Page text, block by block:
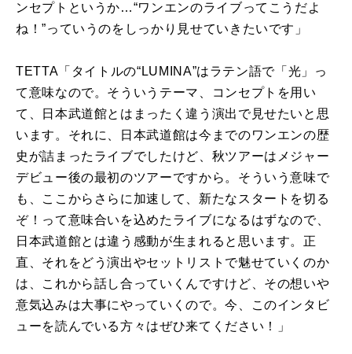
ンセプトというか…“ワンエンのライブってこうだよ
ね！”っていうのをしっかり見せていきたいです」
TETTA「タイトルの“ LUMINA”はラテン語で「光」っ
て意味なので。そういうテーマ、コンセプトを用い
て、日本武道館とはまったく違う演出で見せたいと思
います。それに、日本武道館は今までのワンエンの歴
史が詰まったライブでしたけど、秋ツアーはメジャー
デビュー後の最初のツアーですから。そういう意味で
も、ここからさらに加速して、新たなスタートを切る
ぞ！って意味合いを込めたライブになるはずなので、
日本武道館とは違う感動が生まれると思います。正
直、それをどう演出やセットリストで魅せていくのか
は、これから話し合っていくんですけど、その想いや
意気込みは大事にやっていくので。今、このインタビ
ューを読んでいる方々はぜひ来てください！」